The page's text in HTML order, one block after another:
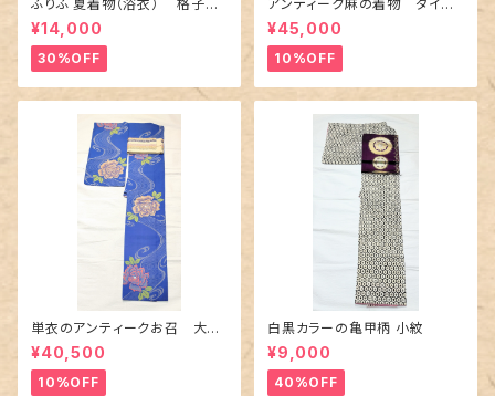
ふりふ 夏着物（浴衣） 格子に
百合や秋草花
¥14,000
30%OFF
アンティーク麻の着物 ダイヤ
に市松柄の上布
¥45,000
10%OFF
単衣のアンティークお召 大輪
の薔薇柄柄
¥40,500
10%OFF
白黒カラーの亀甲柄 小紋
¥9,000
40%OFF